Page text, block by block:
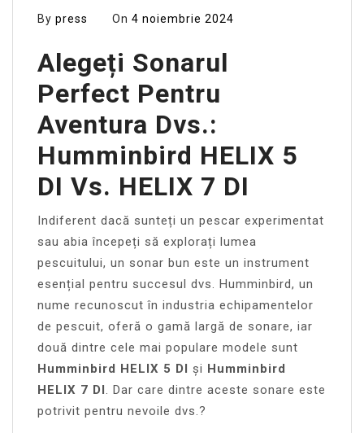
By press On 4 noiembrie 2024
Alegeți Sonarul
Perfect Pentru
Aventura Dvs.:
Humminbird HELIX 5
DI Vs. HELIX 7 DI
Indiferent dacă sunteți un pescar experimentat
sau abia începeți să explorați lumea
pescuitului, un sonar bun este un instrument
esențial pentru succesul dvs. Humminbird, un
nume recunoscut în industria echipamentelor
de pescuit, oferă o gamă largă de sonare, iar
două dintre cele mai populare modele sunt
Humminbird HELIX 5 DI și Humminbird
HELIX 7 DI. Dar care dintre aceste sonare este
potrivit pentru nevoile dvs.?